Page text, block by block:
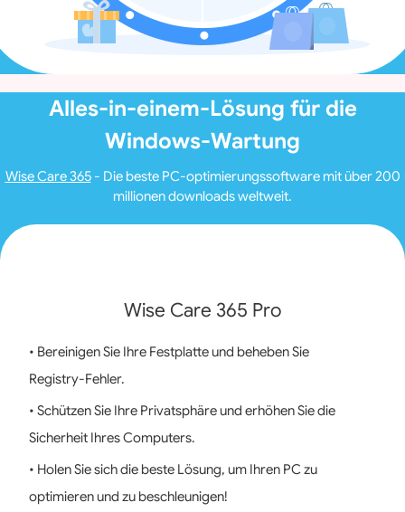
Alles-in-einem-Lösung für die
Windows-Wartung
Wise Care 365- Die beste PC-optimierungssoftware mit über 200
millionen downloads weltweit.
Wise Care 365 Pro
• Bereinigen Sie Ihre Festplatte und beheben Sie
Registry‑Fehler.
• Schützen Sie Ihre Privatsphäre und erhöhen Sie die
Sicherheit Ihres Computers.
• Holen Sie sich die beste Lösung, um Ihren PC zu
optimieren und zu beschleunigen!